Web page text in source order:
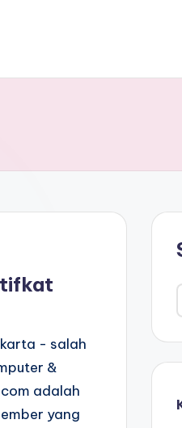
- salah
&
adalah
yang